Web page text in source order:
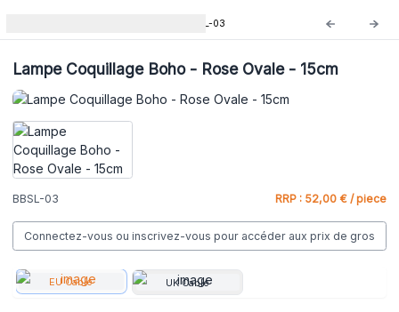
BBSL-03
Lampe Coquillage Boho - Rose Ovale - 15cm
BBSL-03 RRP : 52,00 € / piece
Connectez-vous ou inscrivez-vous pour accéder aux prix de gros
EU Cable UK Cable